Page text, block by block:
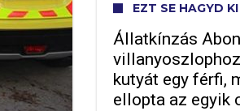
EZT SE HAGYD KI
Állatkínzás
kutyát egy férfi,
ellopta az egyik